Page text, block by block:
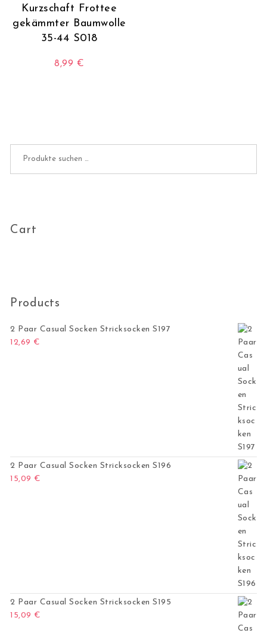
Kurzschaft Frottee
gekämmter Baumwolle
35-44 S018
8,99 €
Cart
Products
2 Paar Casual Socken Stricksocken S197
12,69 €
2 Paar Casual Socken Stricksocken S196
15,09 €
2 Paar Casual Socken Stricksocken S195
15,09 €